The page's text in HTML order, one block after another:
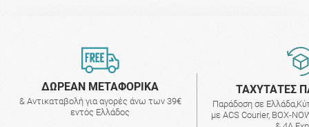
ΔΩΡΕΑΝ ΜΕΤΑΦΟΡΙΚΑ
& Αντικαταβολή για αγορές άνω των 39€
εντός Ελλάδος
ΤΑΧΥΤΑΤΕΣ
Παράδοση σε
με ACS Courier, BOX-